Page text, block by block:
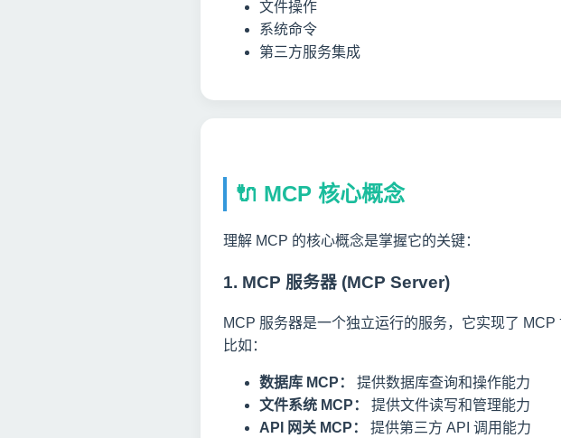
文件操作
系统命令
第三方服务集成
🔌 MCP 核心概念
理解 MCP 的核心概念是掌握它的关键：
1. MCP 服务器 (MCP Server)
MCP 服务器是一个独立运行的服务，它实现了
比如：
数据库 MCP：
提供数据库查询和操作能力
文件系统 MCP：
提供文件读写和管理能力
API 网关 MCP：
提供第三方 API 调用能力